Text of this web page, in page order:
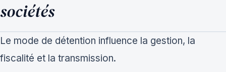
sociétés
Le mode de détention influence la gestion, la
fiscalité et la transmission.